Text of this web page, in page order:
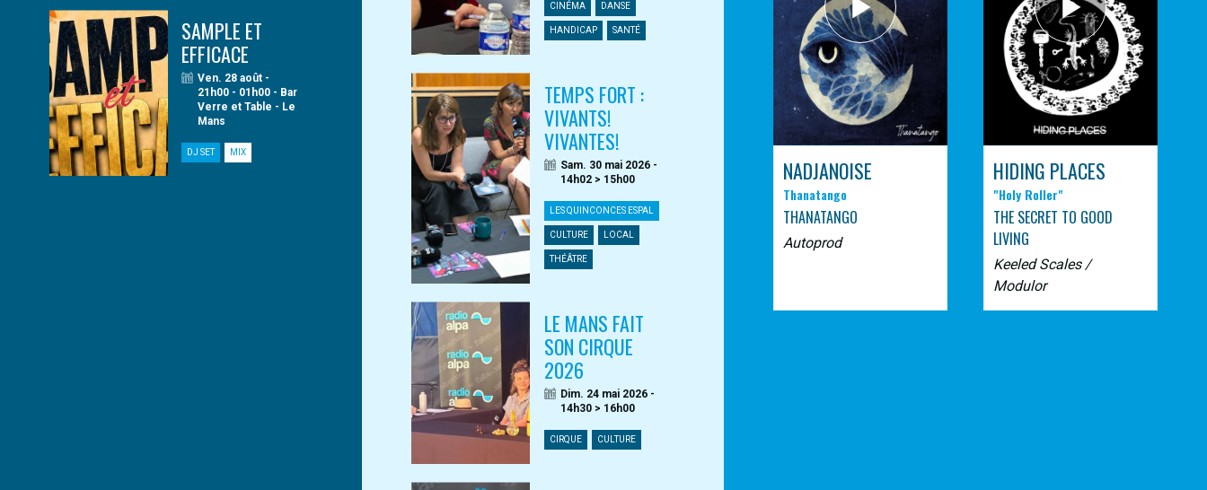
SAMPLE ET
EFFICACE
Ven. 28 août -
21h00 - 01h00 - Bar
Verre et Table - Le
Mans
DJ SET MIX
CINÉMA DANSE
HANDICAP SANTÉ
TEMPS FORT :
VIVANTS!
VIVANTES!
Sam. 30 mai 2026 -
14h02 > 15h00
LES QUINCONCES ESPAL
CULTURE LOCAL
THÉÂTRE
LE MANS FAIT
SON CIRQUE
2026
Dim. 24 mai 2026 -
14h30 > 16h00
CIRQUE CULTURE
NADJANOISE
Thanatango
THANATANGO
Autoprod
HIDING PLACES
"Holy Roller"
THE SECRET TO GOOD
LIVING
Keeled Scales /
Modulor